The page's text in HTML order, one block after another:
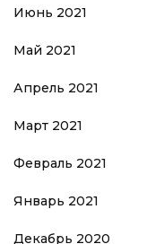
Июнь 2021
Май 2021
Апрель 2021
Март 2021
Февраль 2021
Январь 2021
Декабрь 2020